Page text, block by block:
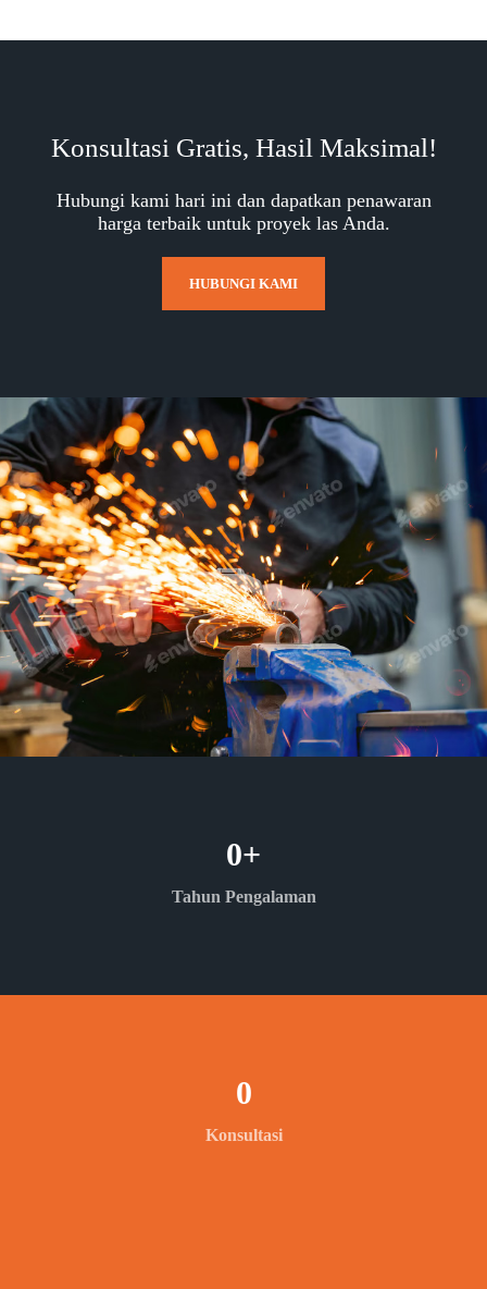
Konsultasi Gratis, Hasil Maksimal!
Hubungi kami hari ini dan dapatkan penawaran
harga terbaik untuk proyek las Anda.
HUBUNGI KAMI
Tahun Pengalaman
0+
Konsultasi
0